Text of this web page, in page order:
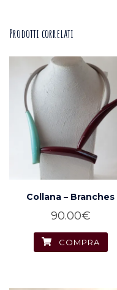
Prodotti correlati
Collana – Branches
90.00€
COMPRA